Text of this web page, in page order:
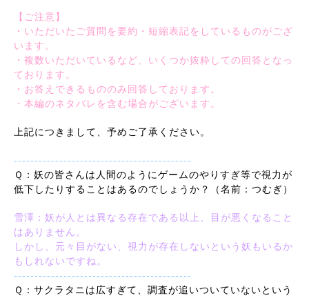
【ご注意】
・いただいたご質問を要約・短縮表記をしているものがござ
います。
・複数いただいているなど、いくつか抜粋しての回答となっ
ております。
・お答えできるもののみ回答しております。
・本編のネタバレを含む場合がございます。
上記につきまして、予めご了承ください。
-------------------------------------------
Ｑ：妖の皆さんは人間のようにゲームのやりすぎ等で視力が
低下したりすることはあるのでしょうか？（名前：つむぎ）
雪澤：妖が人とは異なる存在である以上、目が悪くなること
はありません。
しかし、元々目がない、視力が存在しないという妖もいるか
もしれないですね。
-------------------------------------------
Ｑ：サクラタニは広すぎて、調査が追いついていないという